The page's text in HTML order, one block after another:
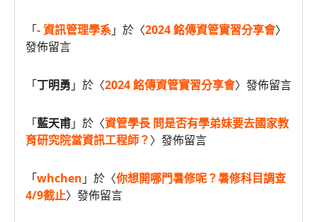
「- 資訊管理學系」於〈2024 銘傳資管實習分享會〉
發佈留言
「丁明勇 」於〈2024 銘傳資管實習分享會〉發佈留言
「藍天甫」於〈資管學長 問是否有學弟妹要去國家教
育研究院當資訊工程師？〉發佈留言
「whchen 」於〈你想開哪門暑修呢？暑修科目調查
4/9截止〉發佈留言